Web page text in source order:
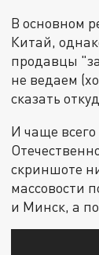
В основном
Китай,
продавцы
не ведаем
сказать
И чаще
скриншоте
массовости
и Минск, а